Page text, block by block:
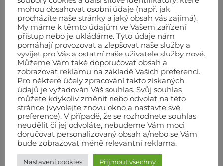
Bezpečností termostat (chrání topidlo proti
přehřátí)
Možnost připojení termostatu, spínacích hodin
nebo vlhkoměru (pracuje zcela automaticky)
Spalovací komora z ušlechtilé oceli AISI 430
Technické údaje
Tepelný výkon
235/ kW
Průtok vzduchu
16200 m3/hod
Spotřeba paliva
23 litr/hod
Napětí
230/400/50 V/Hz
mohou obsahovat osobní údaje (např. jak
procházíte naše stránky a jaký obsah vás zajímá).
My máme k těmto údajům ve Vašem zařízení
přístup nebo je ukládáme. Tyto údaje nám
pomáhají provozovat a zlepšovat naše služby a
vyvíjet pro Vás a ostatní naše uživatele služby nové.
Můžeme Vám také doporučovat obsah a
zobrazovat reklamu na základě Vašich preferencí.
Pro některé účely zpracování takto získaných
údajů je vyžadován Váš souhlas. Svůj souhlas
můžete kdykoliv změnit nebo odvolat na této
stránce (vyvolejte znovu okno a nastavte své
preference). V případě, že se rozhodnete souhlas
neudělit či jej odvoláte, nebudeme Vám moci
doručovat personalizovaný obsah a/nebo se Vám
bude zobrazovat méně relevantní reklama.
Nastavení cookies Přijmout všechny